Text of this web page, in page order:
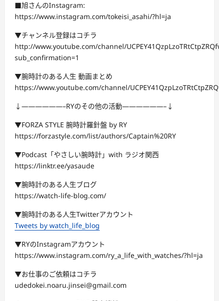
■旭さんのInstagram:
https://www.instagram.com/tokeisi_asahi/?hl=ja
▼チャンネル登録はコチラ
http://www.youtube.com/channel/
sub_confirmation=1
▼腕時計のある人生 動画まとめ
https://www.youtube.com/channel/
↓——————–RYのその他の活動——————–↓
▼FORZA STYLE 腕時計羅針盤 by RY
https://forzastyle.com/list/authors/Captain%20RY
▼Podcast「やさしい腕時計」with ラジオ関西
https://linktr.ee/yasaude
▼腕時計のある人生ブログ
https://watch-life-blog.com/
▼腕時計のある人生Twitterアカウント
Tweets by watch_life_blog
▼RYのInstagramアカウント
https://www.instagram.com/ry_a_life_with_watches/?hl=ja
▼お仕事のご依頼はコチラ
udedokei.noaru.jinsei@gmail.com